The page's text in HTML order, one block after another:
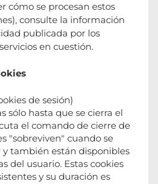
cómo se procesan estos
consulte la información
publicada por los
en cuestión.
de sesión)
sólo hasta que se cierra el
el comando de cierre de
"sobreviven" cuando se
y también están disponibles
del usuario. Estas cookies
y su duración es